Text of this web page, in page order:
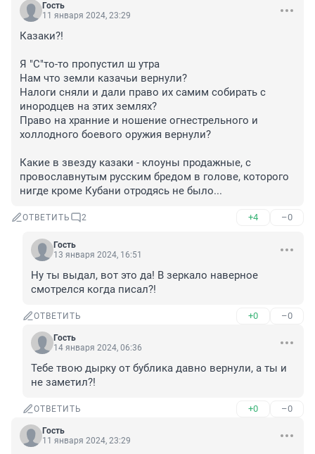
Гость
11 января 2024, 23:29
Казаки?!
Я "С"то-то пропустил ш утра
Нам что земли казачьи вернули?
Налоги сняли и дали право их самим собирать с
инородцев на этих землях?
Право на хранние и ношение огнестрельного и
холлодного боевого оружия вернули?
Какие в звезду казаки - клоуны продажные, с
провославнутым русским бредом в голове, которого
нигде кроме Кубани отродясь не было...
ОТВЕТИТЬ 2 +4 –0
Гость
13 января 2024, 16:51
Ну ты выдал, вот это да! В зеркало наверное
смотрелся когда писал?!
ОТВЕТИТЬ +0 –0
Гость
14 января 2024, 06:36
Тебе твою дырку от бублика давно вернули, а ты и
не заметил?!
ОТВЕТИТЬ +0 –0
Гость
11 января 2024, 23:29